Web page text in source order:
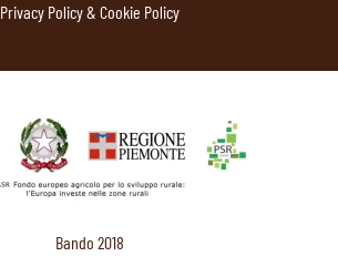
Privacy Policy & Cookie Policy
Bando 2018